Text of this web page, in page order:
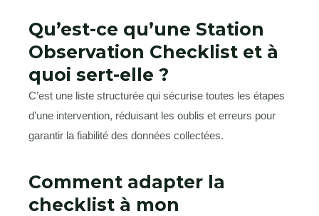
Qu’est-ce qu’une Station
Observation Checklist et à
quoi sert-elle ?
C’est une liste structurée qui sécurise toutes les étapes
d’une intervention, réduisant les oublis et erreurs pour
garantir la fiabilité des données collectées.
Comment adapter la
checklist à mon